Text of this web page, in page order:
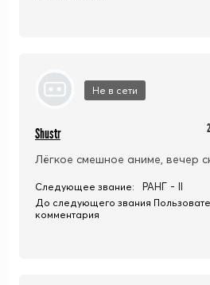
Не в сети
Shustr
Лёгкое смешное аниме, вечер
Следующее звание: РАНГ - II
До следующего звания
комментария